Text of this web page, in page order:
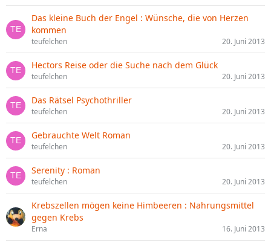
Das kleine Buch der Engel : Wünsche, die von Herzen
kommen
teufelchen 20. Juni 2013
Hectors Reise oder die Suche nach dem Glück
teufelchen 20. Juni 2013
Das Rätsel Psychothriller
teufelchen 20. Juni 2013
Gebrauchte Welt Roman
teufelchen 20. Juni 2013
Serenity : Roman
teufelchen 20. Juni 2013
Krebszellen mögen keine Himbeeren : Nahrungsmittel
gegen Krebs
Erna 16. Juni 2013